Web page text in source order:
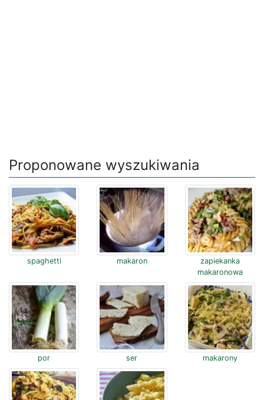
Proponowane wyszukiwania
spaghetti makaron
zapiekanka
makaronowa
por ser makarony